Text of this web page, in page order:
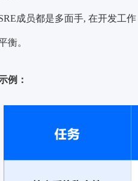
成员都是多面手, 在开发工
衡。
例：